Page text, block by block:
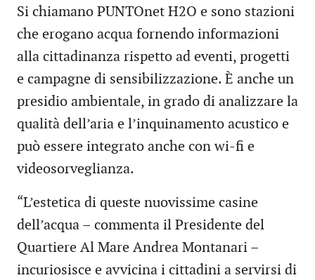
Si chiamano PUNTOnet H2O e sono stazioni
che erogano acqua fornendo informazioni
alla cittadinanza rispetto ad eventi, progetti
e campagne di sensibilizzazione. È anche un
presidio ambientale, in grado di analizzare la
qualità dell’aria e l’inquinamento acustico e
può essere integrato anche con wi-fi e
videosorveglianza.
“L’estetica di queste nuovissime casine
dell’acqua – commenta il Presidente del
Quartiere Al Mare Andrea Montanari –
incuriosisce e avvicina i cittadini a servirsi di